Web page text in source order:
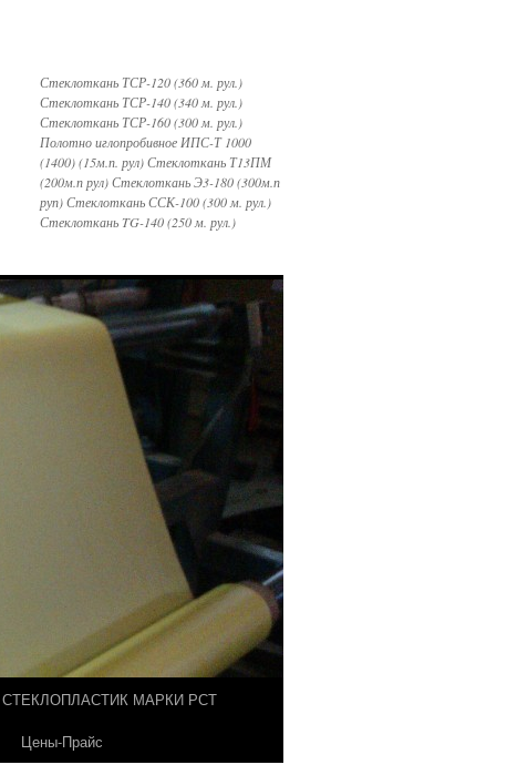
Стеклоткань ТСР-120 (360 м. рул.)
Стеклоткань ТСР-140 (340 м. рул.)
Стеклоткань ТСР-160 (300 м. рул.)
Полотно иглопробивное ИПС-Т 1000
(1400) (15м.п. рул) Стеклоткань Т13ПМ
(200м.п рул) Стеклоткань Э3-180 (300м.п
руп) Стеклоткань ССК-100 (300 м. рул.)
Стеклоткань TG-140 (250 м. рул.)
СТЕКЛОПЛАСТИК МАРКИ РСТ
Цены-Прайс